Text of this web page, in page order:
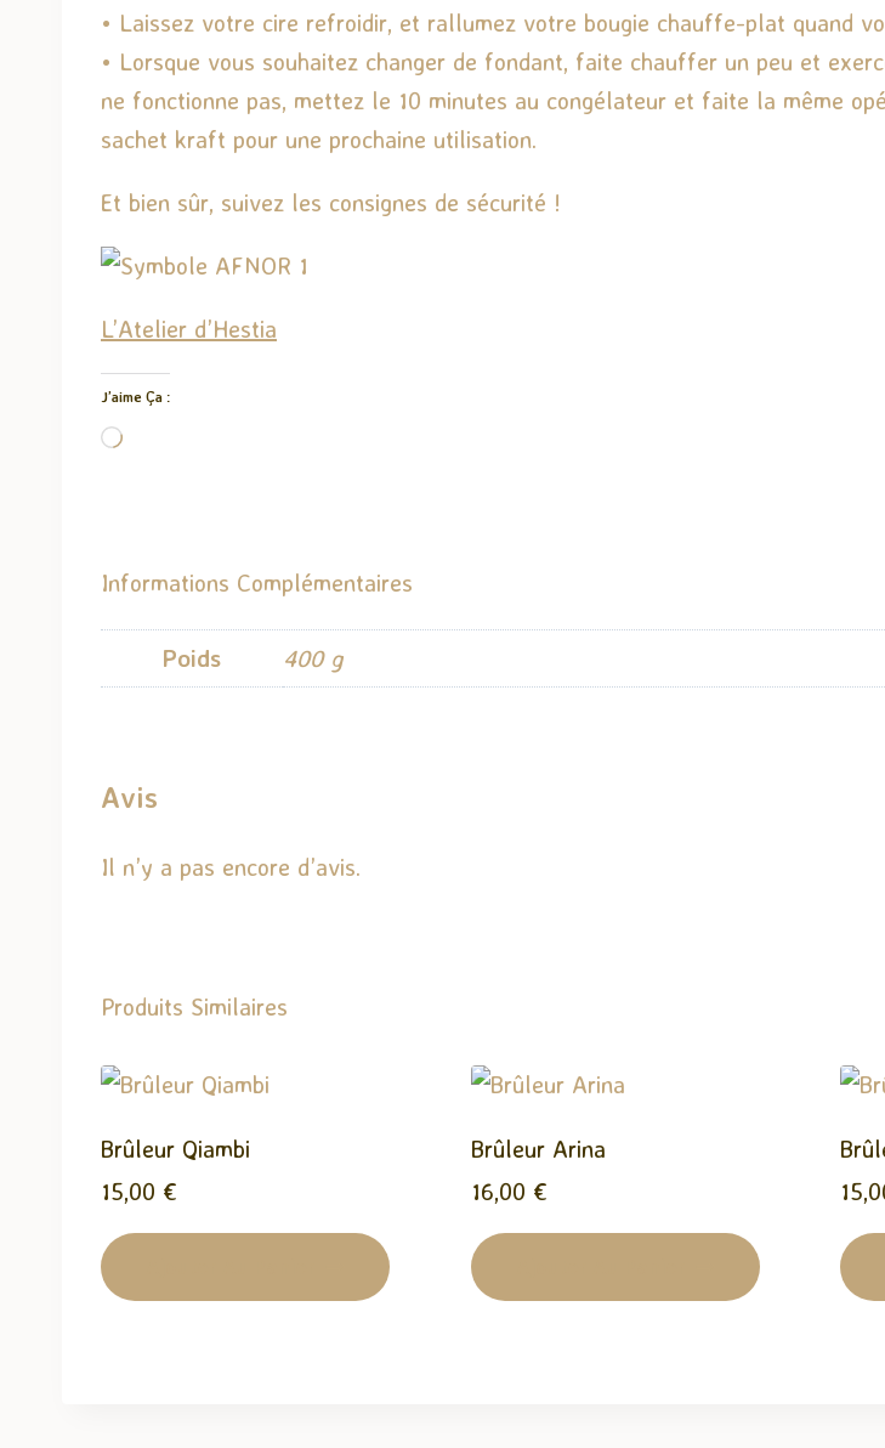
• Laissez votre cire refroidir, et rallumez votre bougie chauffe-plat quand
• Lorsque vous souhaitez changer de fondant, faite chauffer un peu et
ne fonctionne pas, mettez le 10 minutes au congélateur et faite la même
sachet kraft pour une prochaine utilisation.
Et bien sûr, suivez les consignes de sécurité !
L’Atelier d’Hestia
J’aime Ça :
C
g
e
t
Informations Complémentaires
Poids 400 g
Avis
Il n’y a pas encore d’avis.
Produits Similaires
Brûleur Qiambi
15,00 €
Brûleur Arina
16,00 €